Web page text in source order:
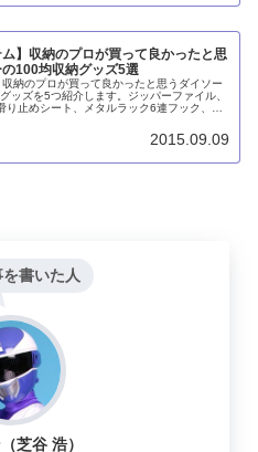
ム】収納のプロが買って良かったと思
の100均収納グッズ5選
納のプロが買って良かったと思うダイソー
ッズを5つ紹介します。ジッパーファイル、
り止めシート、メタルラック6連フック、マ
2015.09.09
書いた人
芝谷 浩）